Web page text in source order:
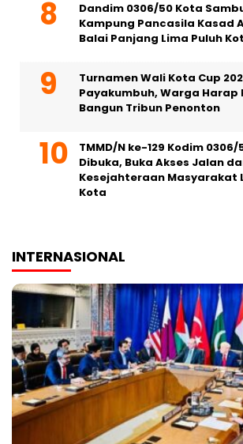
Dandim 0306/50 Kota
Kampung Pancasila Kasad
Balai Panjang Lima Puluh
Turnamen Wali Kota Cup
Payakumbuh, Warga Harap
Bangun Tribun Penonton
TMMD/N ke-129 Kodim
Dibuka, Buka Akses Jalan
Kesejahteraan Masyarakat
Kota
INTERNASIONAL